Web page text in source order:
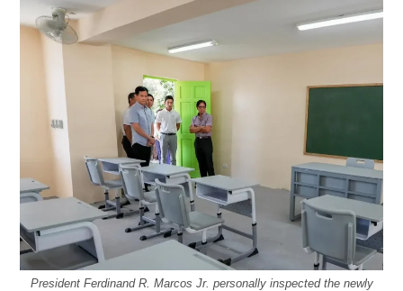
President Ferdinand R. Marcos Jr. personally inspected the newly